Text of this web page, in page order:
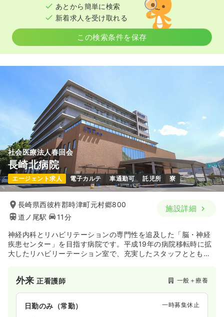
あとから簡単に検索
新着求人を受け取れる
この検索条件を保存
社会医療法人春回会
長崎北病院
エージェント求人 電子カルテ 車通勤可 託児所 寮
長崎県西彼杵郡時津町元村郷800
道ノ尾駅
11分
施設詳細
神経内科とリハビリテーションの専門性を追及した「脳・神経
疾患センター」を目指す病院です。平成19年の病院移転時に拡
大したリハビリーテーション室で、充実したスタッフとともに
外来正看護師 一般＋療養
日勤のみ（常勤） 一時募集休止